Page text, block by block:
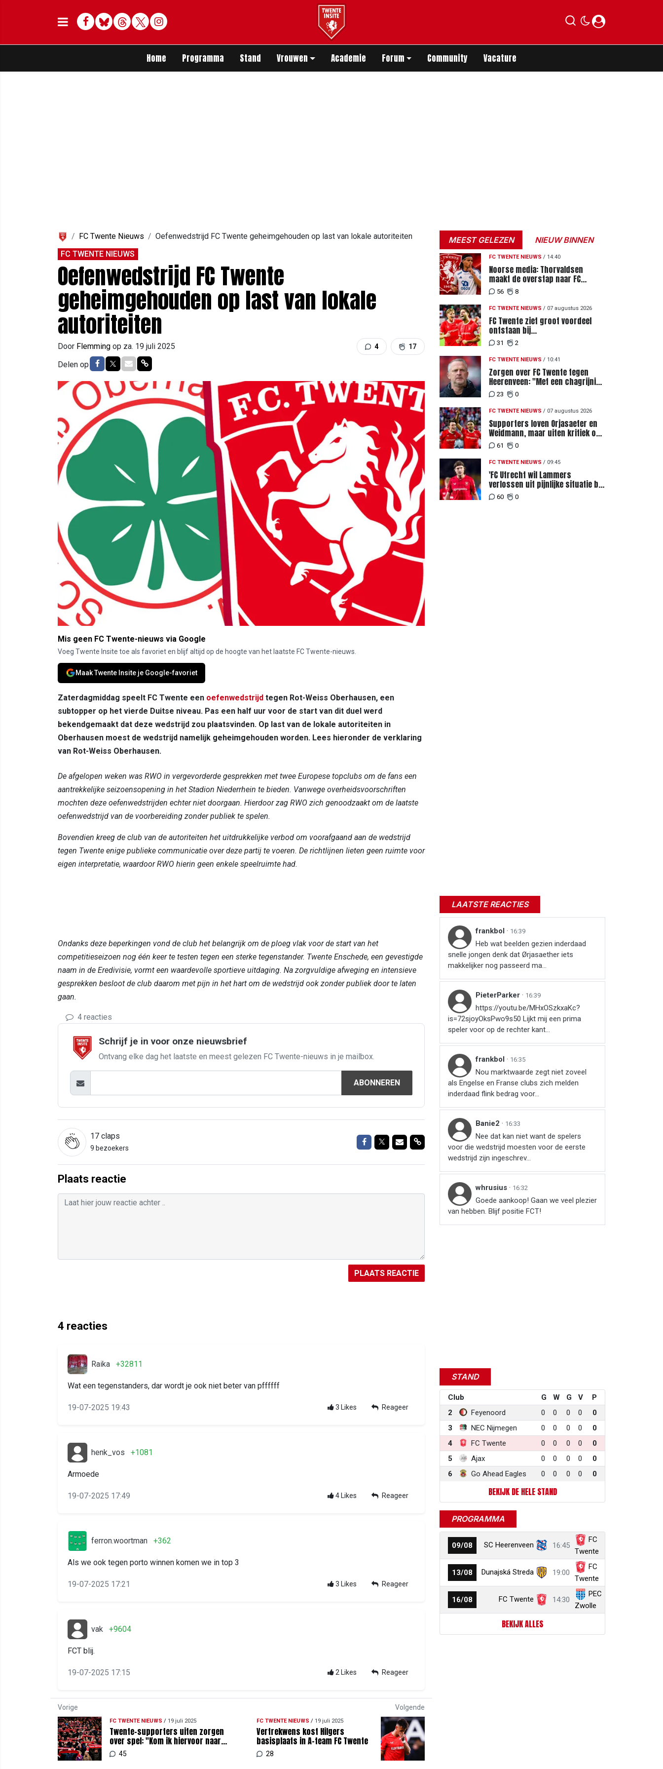
Facebook
BlueskyThreadsTwitterDelen op Whatsapp
Home Programma Stand Vrouwen Academie Forum Community Vacature
FC Twente Nieuws
Oefenwedstrijd FC Twente geheimgehouden op last van lokale autoriteiten
FC TWENTE NIEUWS
Oefenwedstrijd FC Twente
geheimgehouden op last van lokale
autoriteiten
Door Flemming op za. 19 juli 2025 4 17
Delen op Delen op Facebook
Delen op Twitter
Delen via Mail
Delen via link
Mis geen FC Twente-nieuws via Google
Voeg Twente Insite toe als favoriet en blijf altijd op de hoogte van het laatste FC Twente-nieuws.
Maak Twente Insite je Google-favoriet
Zaterdagmiddag speelt FC Twente een oefenwedstrijd tegen Rot-Weiss Oberhausen, een
subtopper op het vierde Duitse niveau. Pas een half uur voor de start van dit duel werd
bekendgemaakt dat deze wedstrijd zou plaatsvinden. Op last van de lokale autoriteiten in
Oberhausen moest de wedstrijd namelijk geheimgehouden worden. Lees hieronder de verklaring
van Rot-Weiss Oberhausen.
De afgelopen weken was RWO in vergevorderde gesprekken met twee Europese topclubs om de fans een
aantrekkelijke seizoensopening in het Stadion Niederrhein te bieden. Vanwege overheidsvoorschriften
mochten deze oefenwedstrijden echter niet doorgaan. Hierdoor zag RWO zich genoodzaakt om de laatste
oefenwedstrijd van de voorbereiding zonder publiek te spelen.
Bovendien kreeg de club van de autoriteiten het uitdrukkelijke verbod om voorafgaand aan de wedstrijd
tegen Twente enige publieke communicatie over deze partij te voeren. De richtlijnen lieten geen ruimte voor
eigen interpretatie, waardoor RWO hierin geen enkele speelruimte had.
Ondanks deze beperkingen vond de club het belangrijk om de ploeg vlak voor de start van het
competitieseizoen nog één keer te testen tegen een sterke tegenstander. Twente Enschede, een gevestigde
naam in de Eredivisie, vormt een waardevolle sportieve uitdaging. Na zorgvuldige afweging en intensieve
gesprekken besloot de club daarom met pijn in het hart om de wedstrijd ook zonder publiek door te laten
gaan.
4 reacties
Schrijf je in voor onze nieuwsbrief
Ontvang elke dag het laatste en meest gelezen FC Twente-nieuws in je mailbox.
ABONNEREN
17 claps
9 bezoekers
Delen op Facebook
Delen op Twitter
Delen via Mail
Delen link
Plaats reactie
PLAATS REACTIE
4 reacties
Raika +32811
Wat een tegenstanders, dar wordt je ook niet beter van pffffff
19-07-2025 19:43 3 Likes Reageer
henk_vos +1081
Armoede
19-07-2025 17:49 4 Likes Reageer
ferron.woortman +362
Als we ook tegen porto winnen komen we in top 3
19-07-2025 17:21 3 Likes Reageer
vak +9604
FCT blij.
19-07-2025 17:15 2 Likes Reageer
Vorige
FC TWENTE NIEUWS / 19 juli 2025
Twente-supporters uiten zorgen
over spel: "Kom ik hiervoor naar
Gelsenkirchen?"
45
Volgende
FC TWENTE NIEUWS / 19 juli 2025
Vertrekwens kost Hilgers
basisplaats in A-team FC Twente
28
MEEST GELEZEN NIEUW BINNEN
FC TWENTE NIEUWS / 14:40
Noorse media: Thorvaldsen
maakt de overstap naar FC
Twente
56 8
FC TWENTE NIEUWS / 07 augustus 2026
FC Twente ziet groot voordeel
ontstaan bij
Eredivisiewedstrijden tegen
Heerenveen en PEC Zwolle
31 2
FC TWENTE NIEUWS / 10:41
Zorgen over FC Twente tegen
Heerenveen: "Met een chagrijnig
gevoel richting Slowakije"
23 0
FC TWENTE NIEUWS / 07 augustus 2026
Supporters loven Orjasaeter en
Weidmann, maar uiten kritiek op
Weghorst na ruime zege op FC
DAC
61 0
FC TWENTE NIEUWS / 09:45
'FC Utrecht wil Lammers
verlossen uit pijnlijke situatie bij
FC Twente'
60 0
LAATSTE REACTIES
frankbol · 16:39
Heb wat beelden gezien inderdaad
snelle jongen denk dat Ørjasaether iets
makkelijker nog passeerd ma...
PieterParker · 16:39
https://youtu.be/MHxOSzkxaKc?
is=72sjoyOksPwo9s50 Lijkt mij een prima
speler voor op de rechter kant...
frankbol · 16:35
Nou marktwaarde zegt niet zoveel
als Engelse en Franse clubs zich melden
inderdaad flink bedrag voor...
Banie2 · 16:33
Nee dat kan niet want de spelers
voor die wedstrijd moesten voor de eerste
wedstrijd zijn ingeschrev...
whrusius · 16:32
Goede aankoop! Gaan we veel plezier
van hebben. Blijf positie FCT!
STAND
Club G W G V
P
2
Feyenoord 0 0 0 0
0
3
NEC Nijmegen 0 0 0 0
0
4
FC Twente 0 0 0 0
0
5
Ajax 0 0 0 0
0
6
Go Ahead Eagles 0 0 0 0 0
BEKIJK DE HELE STAND
PROGRAMMA
09/08 SC Heerenveen 16:45
FC
Twente
13/08 Dunajská Streda 19:00
FC
Twente
16/08 FC Twente 14:30
PEC
Zwolle
BEKIJK ALLES